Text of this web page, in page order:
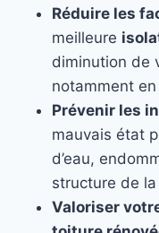
Réduire les
meilleure
diminution de
notamment
Prévenir les
mauvais état
d’eau,
structure de
Valoriser